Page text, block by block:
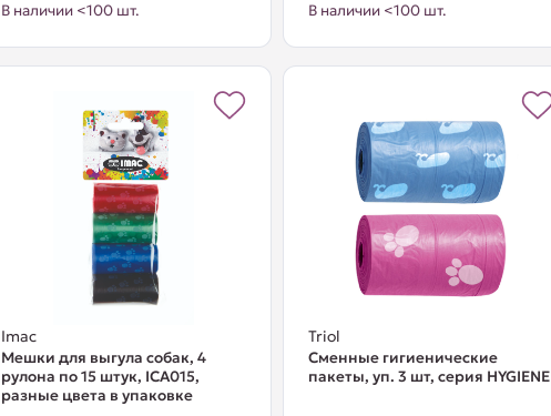
В наличии <100 шт.
В наличии <100 шт.
Imac
Мешки для выгула собак, 4
рулона по 15 штук, ICA015,
разные цвета в упаковке
Triol
Сменные гигиенические
пакеты, уп. 3 шт, серия HYGIENE